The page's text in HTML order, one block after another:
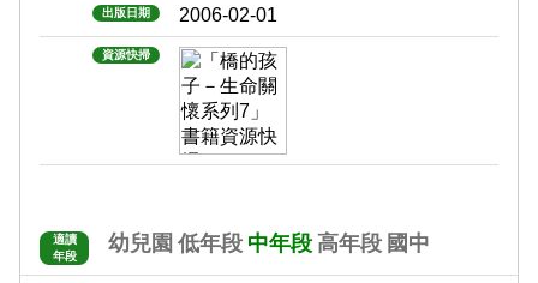
出版日期 2006-02-01
資源快掃
適讀
年段
幼兒園 低年段 中年段 高年段 國中